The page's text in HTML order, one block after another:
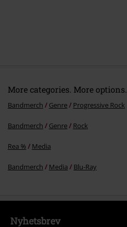
More categories. More options.
Bandmerch Genre Progressive Rock
Bandmerch Genre Rock
Rea % Media
Bandmerch Media Blu-Ray
Nyhetsbrev